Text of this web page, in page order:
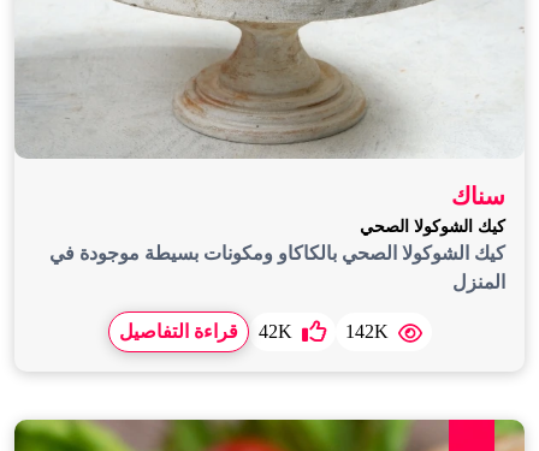
سناك
كيك الشوكولا الصحي
كيك الشوكولا الصحي بالكاكاو ومكونات بسيطة موجودة في
المنزل
142K
42K قراءة التفاصيل